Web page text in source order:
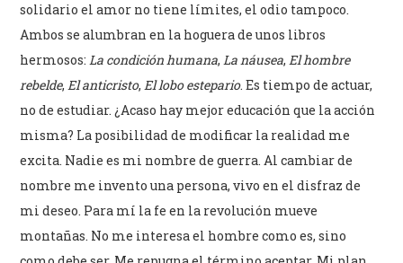
solidario el amor no tiene límites, el odio tampoco.
Ambos se alumbran en la hoguera de unos libros
hermosos:La condición humana, La náusea,El hombre
rebelde,El anticristo,El lobo estepario. Es tiempo de actuar,
no de estudiar. ¿Acaso hay mejor educación que la acción
misma? La posibilidad de modificar la realidad me
excita. Nadie es mi nombre de guerra. Al cambiar de
nombre me invento una persona, vivo en el disfraz de
mi deseo. Para mí la fe en la revolución mueve
montañas. No me interesa el hombre como es, sino